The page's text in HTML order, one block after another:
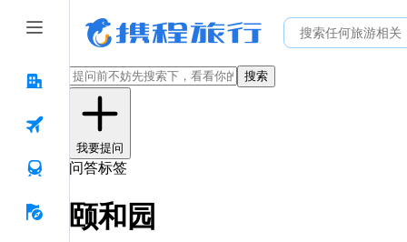
搜索
我要提问
问答标签
颐和园